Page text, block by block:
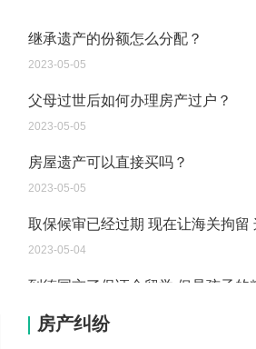
继承遗产的份额怎么分配？
2023-05-05
父母过世后如何办理房产过户？
2023-05-05
房屋遗产可以直接买吗？
2023-05-05
取保候审已经过期 现在让海关拘留
2023-05-04
到德国交了保证金留学 但是孩子的
2023-05-04
房产纠纷